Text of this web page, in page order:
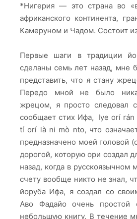
*Нигерия — это страна во
африканского континента,
Камеруном и Чадом. Состоит
Первые шаги в традиции
сделаны семь лет назад, мне
представить, что я стану
Передо мной не было
жрецом, я просто следовал
сообщает стих Ифа, Iye orí
tí orí là ni mò nto, что
предназначено моей головой
дорогой, которую ори создал
назад, когда в
счету вообще никто не знал,
йоруба Ифа, я создал со
Аво Фадайо очень простой
небольшую книгу. В течение